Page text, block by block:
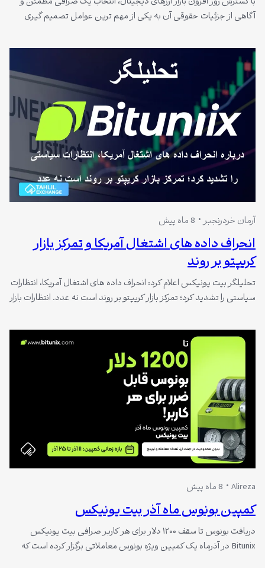
آگاهی از جزئیات حقوقی آن به یکی از مهم ترین عوامل تصمیم گیری
یکی از پلتفرم های بین معاملات رمز ارز، توجه بسیاری از معامله گران را به
خود جلب کرده…
آرمان خردرنجبر 8 ماه پیش
انحراف داده های اشتغال آمریکا و تمرکز بازار
کریپتو بر روند
تحلیلگر بیت‌ یونیکس اعلام کرد: انحراف داده ‌های اشتغال آمریکا، انتظارات
سیاستی را تشدید کرد؛ تمرکز بازار کریپتو بر روند است نه عدد. انتظارات بازار
امروز 25 آذر منتشر می‌ شود. انتظار بازار نشان می‌ دهد اشتغال‌ زایی
حدود 50…
Alireza 8 ماه پیش
کمپین بونوس ماه آذر بیت‌ یونیکس
دریافت بونوس تا سقف ۱۲۰۰ دلار برای هر کاربر صرافی بیت‌ یونیکس
Bitunix در آذرماه یک کمپین ویژه بونوس معاملاتی برگزار کرده است که